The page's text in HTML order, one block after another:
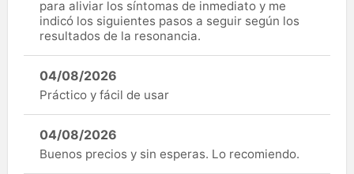
para aliviar los síntomas de inmediato y me
indicó los siguientes pasos a seguir según los
resultados de la resonancia.
04/08/2026
Práctico y fácil de usar
04/08/2026
Buenos precios y sin esperas. Lo recomiendo.